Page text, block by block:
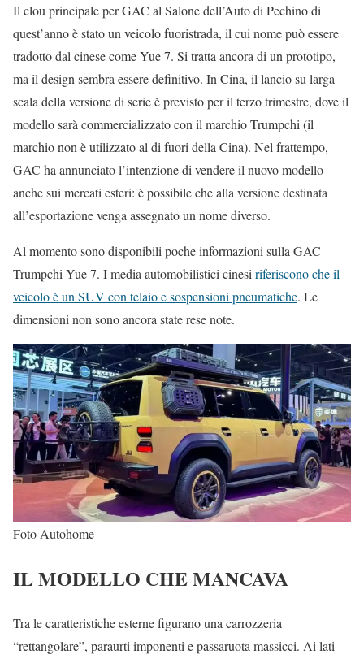
Il clou principale per GAC al Salone dell’Auto di Pechino di
quest’anno è stato un veicolo fuoristrada, il cui nome può essere
tradotto dal cinese come Yue 7. Si tratta ancora di un prototipo,
ma il design sembra essere definitivo. In Cina, il lancio su larga
scala della versione di serie è previsto per il terzo trimestre, dove il
modello sarà commercializzato con il marchio Trumpchi (il
marchio non è utilizzato al di fuori della Cina). Nel frattempo,
GAC ha annunciato l’intenzione di vendere il nuovo modello
anche sui mercati esteri: è possibile che alla versione destinata
all’esportazione venga assegnato un nome diverso.
Al momento sono disponibili poche informazioni sulla GAC
Trumpchi Yue 7. I media automobilistici cinesi riferiscono che il
veicolo è un SUV con telaio e sospensioni pneumatiche. Le
dimensioni non sono ancora state rese note.
Foto Autohome
IL MODELLO CHE MANCAVA
Tra le caratteristiche esterne figurano una carrozzeria
“rettangolare”, paraurti imponenti e passaruota massicci. Ai lati